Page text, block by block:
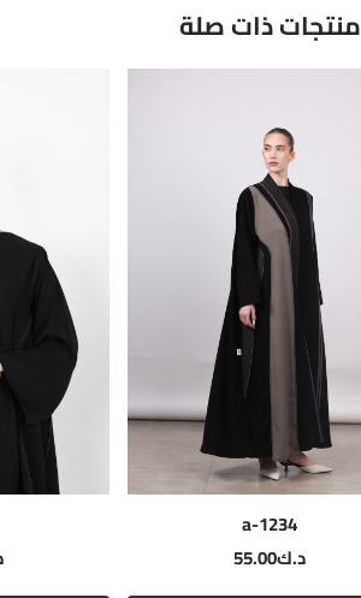
منتجات ذات صلة
a-1234
د.ك55.00